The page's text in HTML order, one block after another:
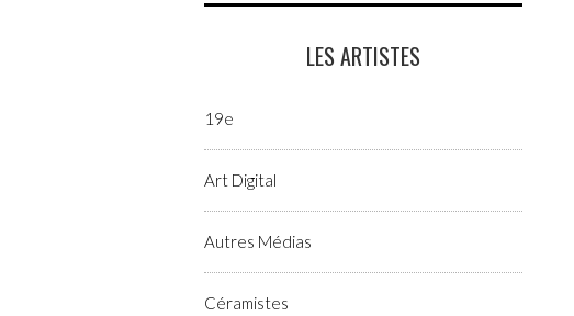
LES ARTISTES
19e
Art Digital
Autres Médias
Céramistes